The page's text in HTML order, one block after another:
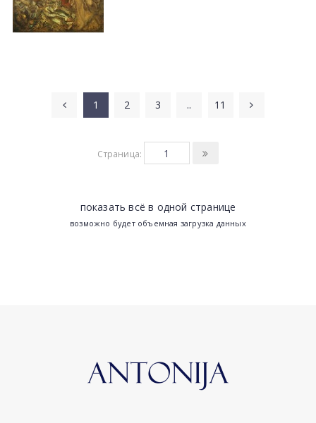
1 2 3 .. 11
Страница:
показать всё в одной странице
возможно будет объемная загрузка данных